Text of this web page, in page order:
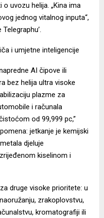
uvozu helija. „Kina ima
jednog vitalnog inputa“,
i umjetne inteligencije
AI čipove ili
bez helija ultra visoke
plazme za
i računala
od 99,999 pc,”
jetkanje je kemijski
djeluje
kiselinom i
druge visoke prioritete: u
zrakoplovstvu,
kromatografiji ili